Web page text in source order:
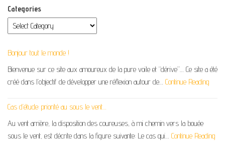
Categories
Bonjour tout le monde !
Bienvenue sur ce site aux amoureux de la pure voile et “dérive”… Ce site a été
créé dans l’objectif de développer une réflexion autour de… Continue Reading
Cas d’étude: priorité au sous le vent…
Au vent arrière, la disposition des coureuses, à mi chemin vers la bouée
sous le vent, est décrite dans la figure suivante: Le cas qui… Continue Reading